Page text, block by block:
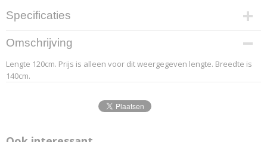
Specificaties
Productcode leverancier
4.2
Afmetingen (l,b,h)
120 x 140 x 0 cm
Omschrijving
Lengte 120cm. Prijs is alleen voor dit weergegeven lengte. Breedte is
140cm.